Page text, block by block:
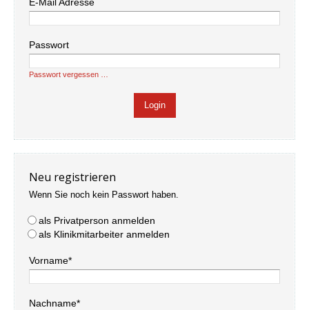
Passwort
Passwort vergessen …
Neu registrieren
Wenn Sie noch kein Passwort haben.
als Privatperson anmelden
als Klinikmitarbeiter anmelden
Vorname*
Nachname*